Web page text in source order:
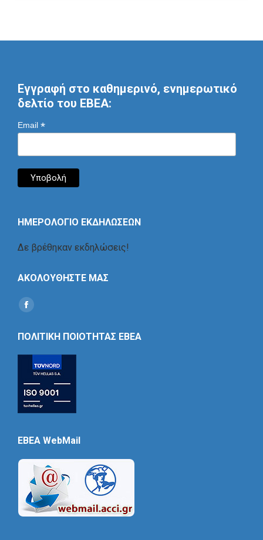
Εγγραφή στο καθημερινό, ενημερωτικό
δελτίο του ΕΒΕΑ:
Email *
ΗΜΕΡΟΛΟΓΙΟ ΕΚΔΗΛΩΣΕΩΝ
Δε βρέθηκαν εκδηλώσεις!
ΑΚΟΛΟΥΘΗΣΤΕ ΜΑΣ
Find us on:
Social
ΠΟΛΙΤΙΚΗ ΠΟΙΟΤΗΤΑΣ ΕΒΕΑ
EBEA WebMail